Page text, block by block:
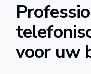
voor uw